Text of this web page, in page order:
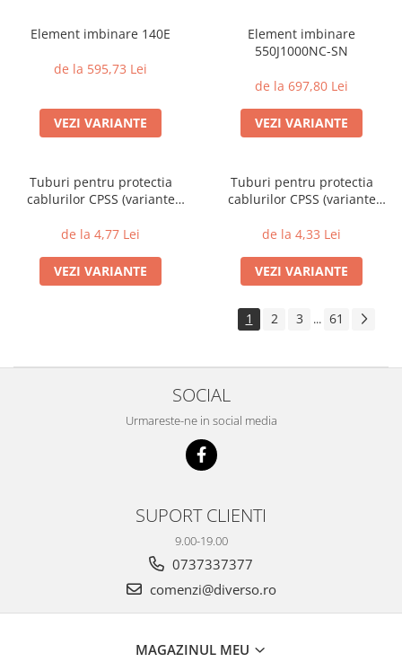
Element imbinare 140E
de la 595,73 Lei
VEZI VARIANTE
Element imbinare
550J1000NC-SN
de la 697,80 Lei
VEZI VARIANTE
Tuburi pentru protectia
cablurilor CPSS (variante
de la 4,77 Lei
VEZI VARIANTE
Tuburi pentru protectia
cablurilor CPSS (variante
de la 4,33 Lei
VEZI VARIANTE
1 2 3 ... 61
SOCIAL
Urmareste-ne in social media
SUPORT CLIENTI
9.00-19.00
0737337377
comenzi@diverso.ro
MAGAZINUL MEU